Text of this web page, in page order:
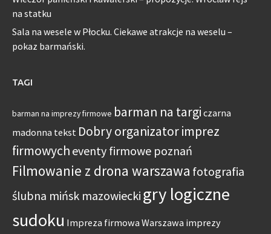
na statku
Sala na wesele w Płocku. Ciekawe atrakcje na weselu –
pokaz barmański.
TAGI
barman na imprezy firmowe barman na targi czarna
madonna tekst Dobry organizator imprez
firmowych eventy firmowe poznań
Filmowanie z drona warszawa fotografia
ślubna mińsk mazowiecki gry logiczne
sudoku Impreza firmowa Warszawa imprezy